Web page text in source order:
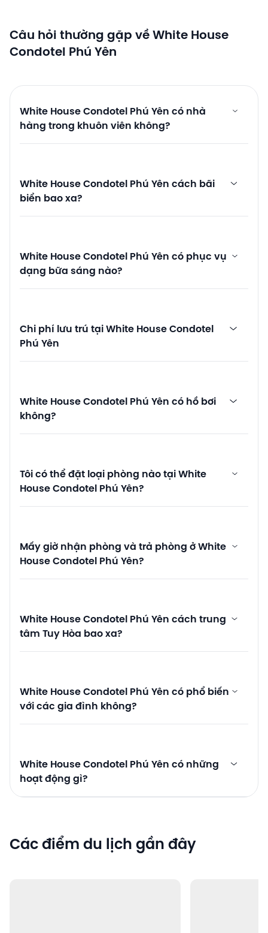
Câu hỏi thường gặp về White House
Condotel Phú Yên
White House Condotel Phú Yên có nhà
hàng trong khuôn viên không?
White House Condotel Phú Yên cách bãi
biển bao xa?
White House Condotel Phú Yên có phục vụ
dạng bữa sáng nào?
Chi phí lưu trú tại White House Condotel
Phú Yên
White House Condotel Phú Yên có hồ bơi
không?
Tôi có thể đặt loại phòng nào tại White
House Condotel Phú Yên?
Mấy giờ nhận phòng và trả phòng ở White
House Condotel Phú Yên?
White House Condotel Phú Yên cách trung
tâm Tuy Hòa bao xa?
White House Condotel Phú Yên có phổ biến
với các gia đình không?
White House Condotel Phú Yên có những
hoạt động gì?
Các điểm du lịch gần đây